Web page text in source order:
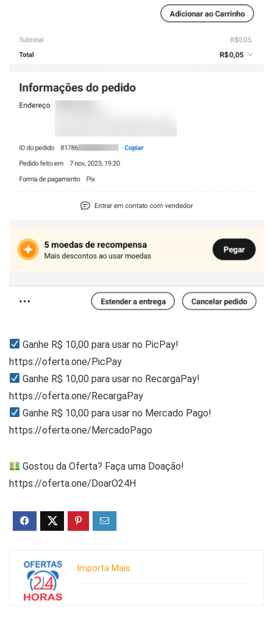
Ganhe R$ 10,00 para usar no PicPay!
https://oferta.one/PicPay
Ganhe R$ 10,00 para usar no RecargaPay!
https://oferta.one/RecargaPay
Ganhe R$ 10,00 para usar no Mercado Pago!
https://oferta.one/MercadoPago
Gostou da Oferta? Faça uma Doação!
https://oferta.one/DoarO24H
Importa Mais